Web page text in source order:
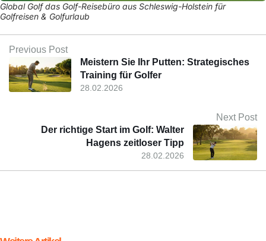
Global Golf das Golf-Reisebüro aus Schleswig-Holstein für
Golfreisen & Golfurlaub
Previous Post
28.02.2026
Meistern Sie Ihr Putten: Strategisches
Training für Golfer
Next Post
28.02.2026
Der richtige Start im Golf: Walter
Hagens zeitloser Tipp